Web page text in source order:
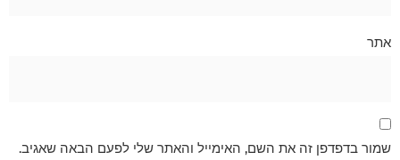
אתר
שמור בדפדפן זה את השם, האימייל והאתר שלי לפעם הבאה שאגיב.